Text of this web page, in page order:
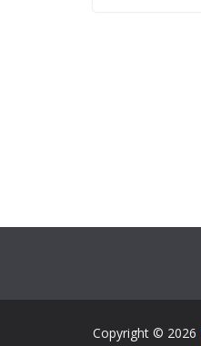
Copyright © 2026